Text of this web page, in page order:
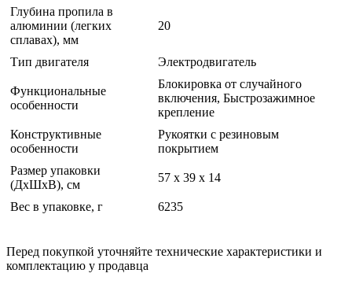
Глубина пропила в
алюминии (легких
сплавах), мм
20
Тип двигателя Электродвигатель
Функциональные
особенности
Блокировка от случайного
включения, Быстрозажимное
крепление
Конструктивные
особенности
Рукоятки с резиновым
покрытием
Размер упаковки
(ДхШхВ), см
57 x 39 x 14
Вес в упаковке, г 6235
Перед покупкой уточняйте технические характеристики и
комплектацию у продавца